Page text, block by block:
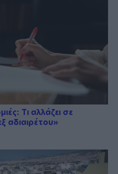
Τι αλλάζει σε
αδιαιρέτου»